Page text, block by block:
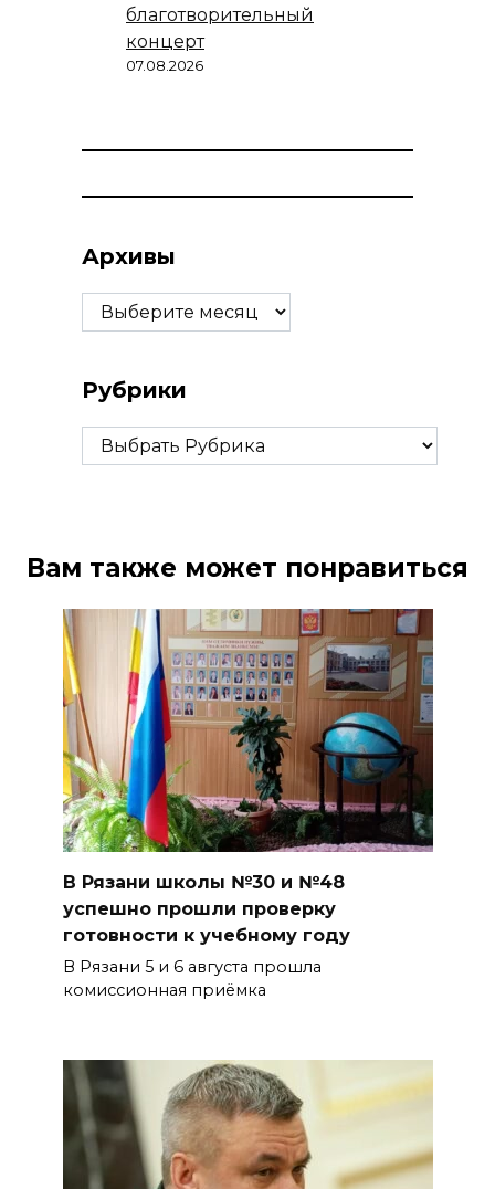
благотворительный
концерт
07.08.2026
Архивы
Архивы
Рубрики
Рубрики
Вам также может понравиться
В Рязани школы №30 и №48
успешно прошли проверку
готовности к учебному году
В Рязани 5 и 6 августа прошла
комиссионная приёмка